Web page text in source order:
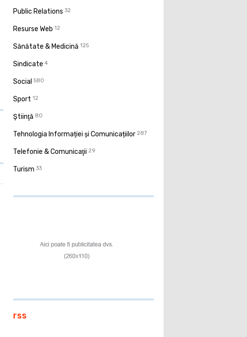
Public Relations 32
Resurse Web 12
Sănătate & Medicină 125
Sindicate 4
Social 580
Sport 12
Ştiinţă 80
Tehnologia Informației și Comunicațiilor 287
Telefonie & Comunicaţii 29
Turism 33
rss